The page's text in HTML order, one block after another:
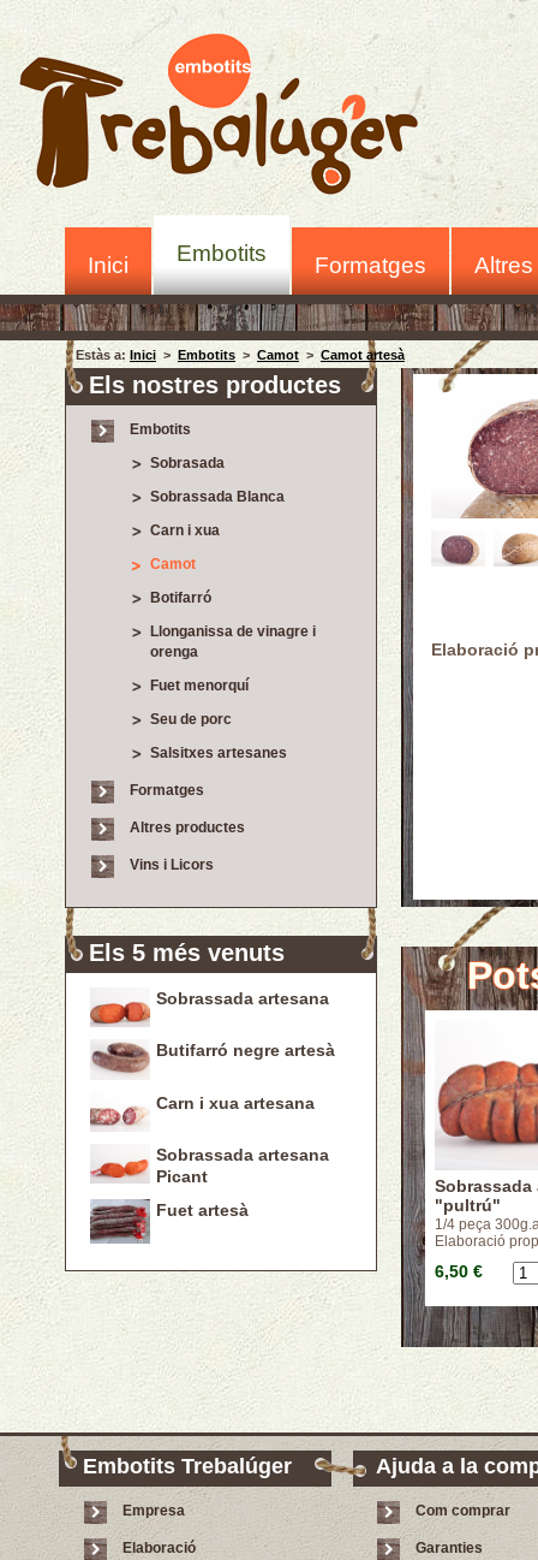
Inici Embotits Formatges
Estàs a: Inici > Embotits > Camot > Camot artesà
Els nostres productes
Embotits
Sobrasada
Sobrassada Blanca
Carn i xua
Camot
Botifarró
Llonganissa de vinagre i
orenga
Fuet menorquí
Seu de porc
Salsitxes artesanes
Formatges
Altres productes
Vins i Licors
Els 5 més venuts
Sobrassada artesana
Butifarró negre artesà
Carn i xua artesana
Sobrassada artesana
Picant
Fuet artesà
Elaboració
Sobrassada
"pultrú"
1/4 peça
Elaboració
6,50 €
Embotits Trebalúger
Empresa
Elaboració
Ajuda a la
Com comprar
Garanties